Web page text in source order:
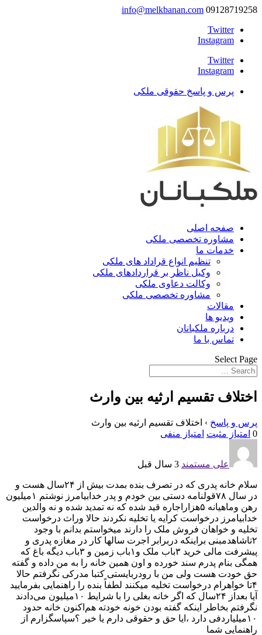
09128719258
info@melkbanan.com
Twitter
Instagram
Twitter
Instagram
پرس و پاسخ حقوقی ملکی
صفحه اصلی
مشاوره تخصصی ملکی
خدمات ما
تنظیم انواع قراداد های ملکی
وکیل ناظر بر قراردادهای ملکی
وکالت دعاوی ملکی
مشاوره تخصصی ملکی
مقالات
ویدیو ها
درباره ملکبانان
تماس با ما
Select Page
اختلاف تقسیم ارثیه بین وارث
پرس و پاسخ › اختلاف تقسیم ارثیه بین وارث
0 امتیاز مثبت امتیاز منفی
على مستمند
سلام خانه پدری که در تصرف بنده بمدت بیش از ۲۴سال هست و
در سال ۷۸قولنامه دستی بین خودم و پدر خدابیامرز نوشتم ۱میلیون
رهن وماهیانه ۵هزاراجاره قید شده که نه تمدید شده و نه والدین
خدابیامرز درخواست کرایه یا تخلیه نکردند حالا وراث درخواست
تخلیه و خواهان فروش ملک را دارند میخواستم بدانم با وجود
۲تاشاهدمبنی براینکه دربرابر اجرت سالها کار در مغازه پدری و
پیشرفت مالی خرید ۳باب ملک و۱باب زمین و ۳باب دیگه باغ که
همگی بنام پدرم سند خورده و اون همین خانه را به من داده و گفته
حق خودت هست ولی من با رودربایستی کتبا مدرکی نگرفتم حالا
۴تا خواهرام درخواست تخلیه میکنند لطفاً بنده را راهنمایی بفرمایید
آیا بعداز ۲۴سال که اگر خانه بغلی را با شرایط ۱۰میلیون می‌دادند
نگرفتم بخاطر اینکه گفته بودن خونه خودته هم‌اکنون خانه حدود
۱۰میلیاردفی دارد ،ایا حق و حقوقی دارم یا خیر ؟سپاسگزارم از
راهنمایی شما